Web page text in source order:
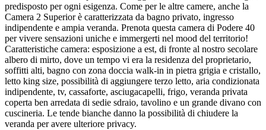
predisposto per ogni esigenza. Come per le altre camere, anche la
Camera 2 Superior è caratterizzata da bagno privato, ingresso
indipendente e ampia veranda. Prenota questa camera di Podere 40
per vivere sensazioni uniche e immergerti nel mood del territorio!
Caratteristiche camera: esposizione a est, di fronte al nostro secolare
albero di mirto, dove un tempo vi era la residenza del proprietario,
soffitti alti, bagno con zona doccia walk-in in pietra grigia e cristallo,
letto king size, possibilità di aggiungere terzo letto, aria condizionata
indipendente, tv, cassaforte, asciugacapelli, frigo, veranda privata
coperta ben arredata di sedie sdraio, tavolino e un grande divano con
cuscineria. Le tende bianche danno la possibilità di chiudere la
veranda per avere ulteriore privacy.